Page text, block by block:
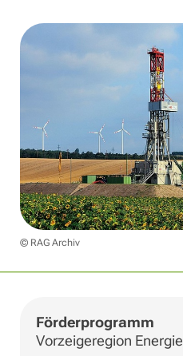
© RAG Archiv
Förderprogramm
Vorzeigeregion Energie